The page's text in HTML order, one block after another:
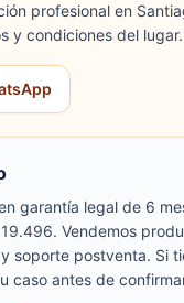
profesional en
y condiciones del lugar.
garantía legal de 6
Vendemos
soporte postventa. Si
caso antes de